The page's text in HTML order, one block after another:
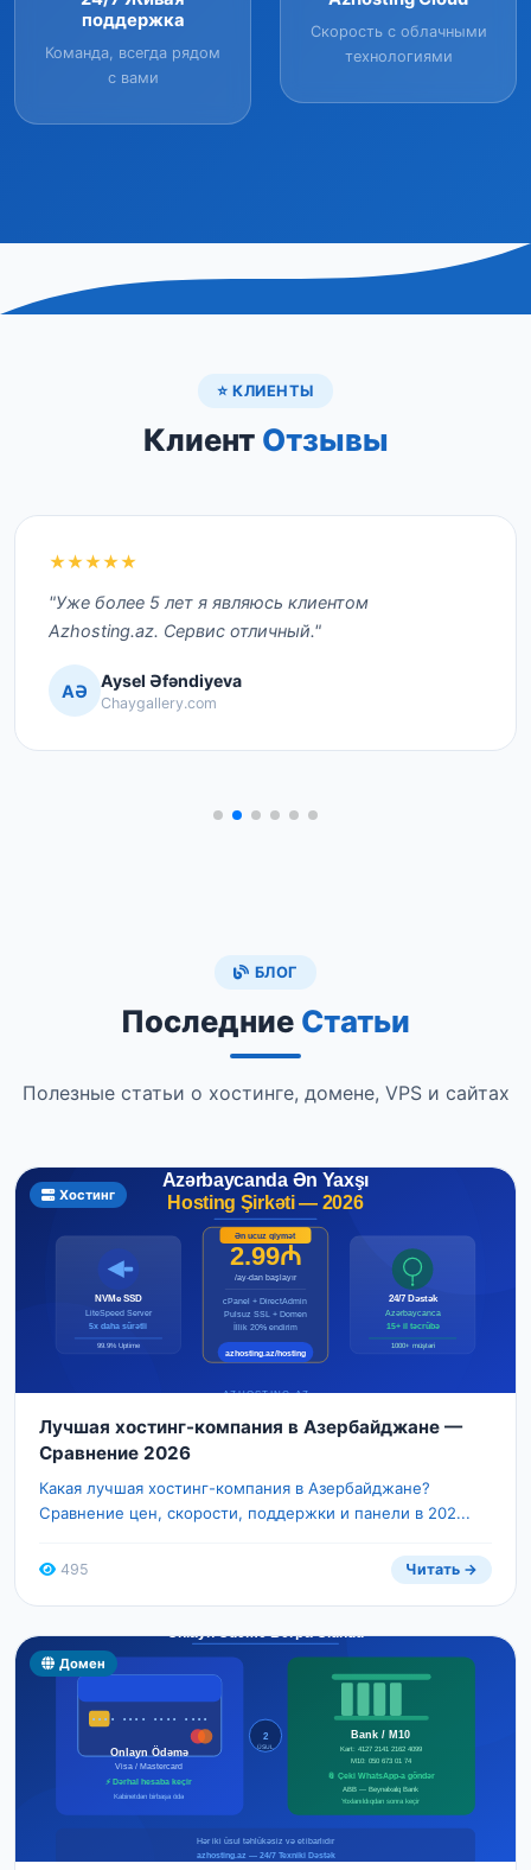
поддержка
Команда, всегда рядом
с вами
Скорость с облачными
технологиями
⭐ КЛИЕНТЫ
Клиент Отзывы
★★★★★
"Уже более 5 лет я являюсь клиентом
Azhosting.az. Сервис отличный."
AƏ
Aysel Əfəndiyeva
Chaygallery.com
БЛОГ
Последние Статьи
Полезные статьи о хостинге, домене, VPS и сайтах
Хостинг
Лучшая хостинг-компания в Азербайджане —
Сравнение 2026
Какая лучшая хостинг-компания в Азербайджане?
Сравнение цен, скорости, поддержки и панели в 202...
495 Читать →
Домен